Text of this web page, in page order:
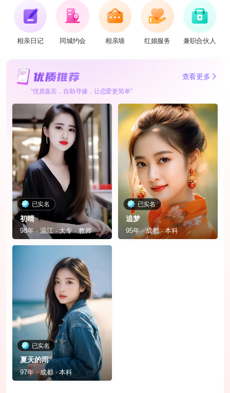
相亲日记 同城约会 相亲墙 红娘服务 兼职合伙人
查看更多
“优质嘉宾，自助寻缘，让恋爱更简单”
已实名
初晴
98年 · 温江 · 大专 · 教师
已实名
追梦
95年 · 成都 · 本科
已实名
夏天的雨
97年 · 成都 · 本科